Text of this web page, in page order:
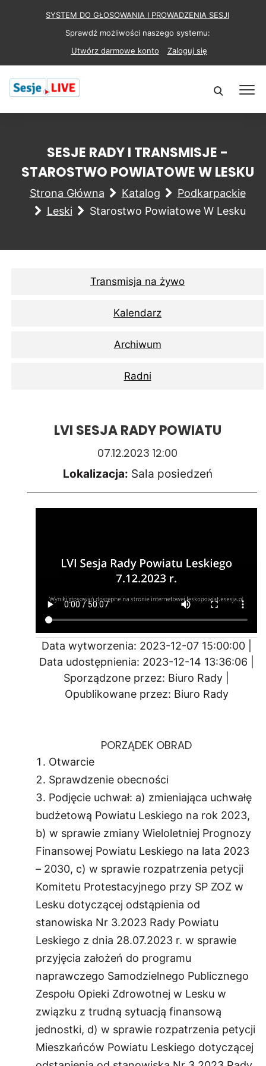
SYSTEM DO GŁOSOWANIA I PROWADZENIA SESJI
Sprawdź możliwości naszego systemu:
Utwórz darmowe konto
Zaloguj się
SESJE RADY I TRANSMISJE -
STAROSTWO POWIATOWE W LESKU
Strona Główna Katalog
Podkarpackie
Leski
Starostwo Powiatowe W Lesku
Transmisja na żywo
Kalendarz
Archiwum
Radni
LVI SESJA RADY POWIATU
07.12.2023 12:00
Lokalizacja: Sala posiedzeń
Data wytworzenia: 2023-12-07 15:00:00 |
Data udostępnienia: 2023-12-14 13:36:06 |
Sporządzone przez: Biuro Rady |
Opublikowane przez: Biuro Rady
PORZĄDEK OBRAD
Otwarcie
Sprawdzenie obecności
Podjęcie uchwał: a) zmieniająca uchwałę
budżetową Powiatu Leskiego na rok 2023,
b) w sprawie zmiany Wieloletniej Prognozy
Finansowej Powiatu Leskiego na lata 2023
– 2030, c) w sprawie rozpatrzenia petycji
Komitetu Protestacyjnego przy SP ZOZ w
Lesku dotyczącej odstąpienia od
stanowiska Nr 3.2023 Rady Powiatu
Leskiego z dnia 28.07.2023 r. w sprawie
przyjęcia założeń do programu
naprawczego Samodzielnego Publicznego
Zespołu Opieki Zdrowotnej w Lesku w
związku z trudną sytuacją finansową
jednostki, d) w sprawie rozpatrzenia petycji
Mieszkańców Powiatu Leskiego dotyczącej